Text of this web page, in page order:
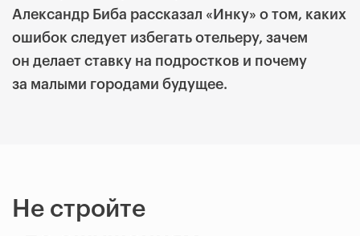
Александр Биба рассказал «Инку» о том, каких
ошибок следует избегать отельеру, зачем
он делает ставку на подростков и почему
за малыми городами будущее.
Не стройте